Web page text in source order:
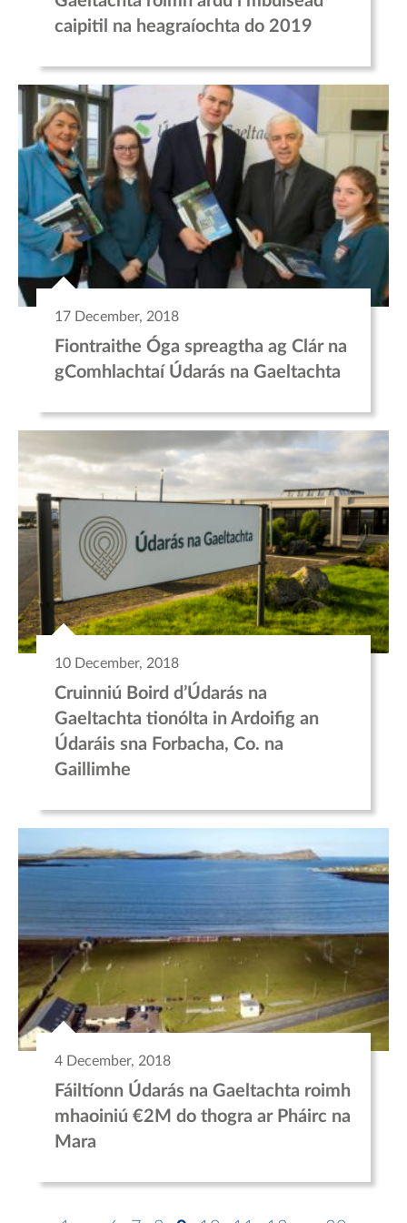
caipitil na heagraíochta do 2019
17 December, 2018
Fiontraithe Óga spreagtha ag Clár na
gComhlachtaí Údarás na Gaeltachta
10 December, 2018
Cruinniú Boird d’Údarás na
Gaeltachta tionólta in Ardoifig an
Údaráis sna Forbacha, Co. na
Gaillimhe
4 December, 2018
Fáiltíonn Údarás na Gaeltachta roimh
mhaoiniú €2M do thogra ar Pháirc na
Mara